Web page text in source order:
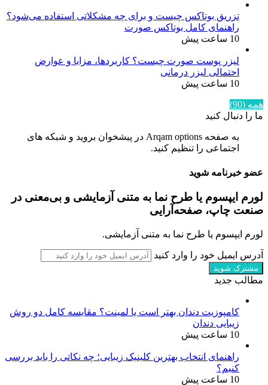
تزریق بوتاکس چیست و برای چه مشکلاتی استفاده می‌شود؟
راهنمای کامل بوتاکس صورت
10 ساعت پیش
لیزر پوست صورت چیست؟ کاربردها، مزایا و عوارض
احتمالی لیزر درمانی
10 ساعت پیش
همه (90)
ما را دنبال کنید
به صفحه Arqam options در پیشخوان بروید و شبکه های
اجتماعی را تنظیم کنید.
عضو خبرنامه شوید
لورم ایپسوم یا طرح‌ نما به متنی آزمایشی و بی‌معنی در
صنعت چاپ، صفحه‌آرایی
لورم ایپسوم یا طرح‌ نما به متنی آزمایشی.
آدرس ایمیل خود را وارد کنید
مطالب جدید
کامپوزیت دندان بهتر است یا لمینت؟ مقایسه کامل دو روش
زیبایی دندان
10 ساعت پیش
راهنمای انتخاب بهترین کلینیک زیبایی؛ چه نکاتی را باید بررسی
کنیم؟
10 ساعت پیش